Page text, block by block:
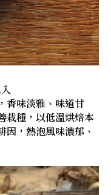
香味淡雅、味道甘
栽種，以低溫烘焙本
因，熱泡風味濃郁、